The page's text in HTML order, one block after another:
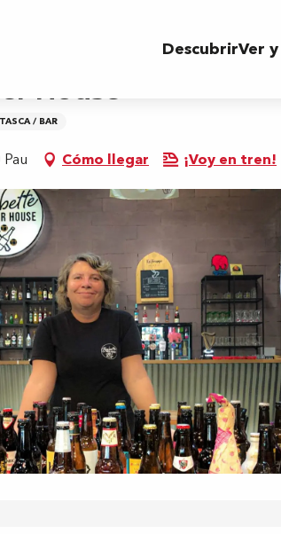
DescubrirVer
House
TASCA / BAR
Cómo llegar ¡Voy en tren!